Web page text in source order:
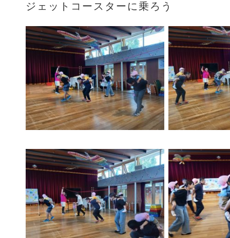
ジェットコースターに乗ろう